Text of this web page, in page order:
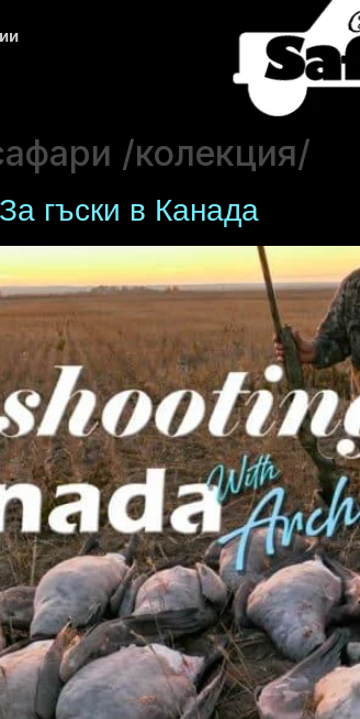
/колекция/
гъски в Канада